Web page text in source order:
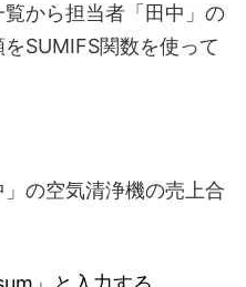
から担当者「田中」の
SUMIFS関数を使って
」の空気清浄機の売上合